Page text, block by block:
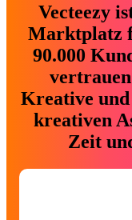
Vecteezy
Marktplatz
90.000
Kreative
kreativen
Zeit